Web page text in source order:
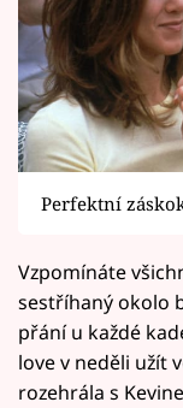
Perfektní
Vzpomínáte
sestříhaný okolo
přání u každé
love v neděli užít
rozehrála s